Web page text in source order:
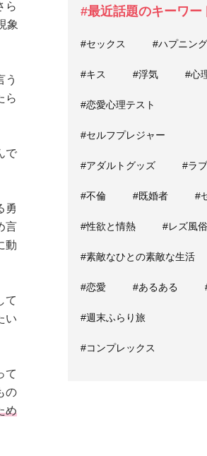
ら
象
う
ら
で
勇
言
動
て
い
て
の
め
#最近話題のキーワー
#セックス #ハプニン
#キス #浮気 #心
#恋愛心理テスト
#セルフプレジャー
#アダルトグッズ #ラ
#不倫 #既婚者 #
#性欲と情熱 #レズ風俗
#素敵なひとの素敵な生活
#恋愛 #あるある
#週末ふらり旅
#コンプレックス